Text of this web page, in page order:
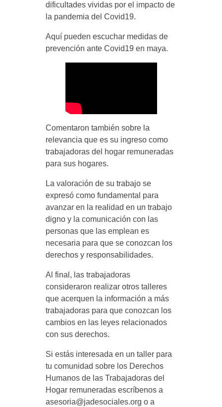
dificultades vividas por el impacto de
la pandemia del Covid19.
Aquí pueden escuchar medidas de
prevención ante Covid19 en maya.
Comentaron también sobre la
relevancia que es su ingreso como
trabajadoras del hogar remuneradas
para sus hogares.
La valoración de su trabajo se
expresó como fundamental para
avanzar en la realidad en un trabajo
digno y la comunicación con las
personas que las emplean es
necesaria para que se conozcan los
derechos y responsabilidades.
Al final, las trabajadoras
consideraron realizar otros talleres
que acerquen la información a más
trabajadoras para que conozcan los
cambios en las leyes relacionados
con sus derechos.
Si estás interesada en un taller para
tu comunidad sobre los Derechos
Humanos de las Trabajadoras del
Hogar remuneradas escríbenos a
asesoria@jadesociales.org o a